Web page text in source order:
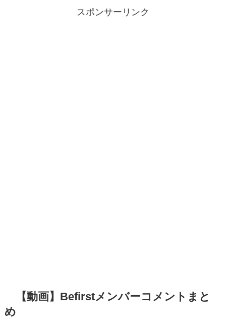
スポンサーリンク
【動画】Befirstメンバーコメントまと
め